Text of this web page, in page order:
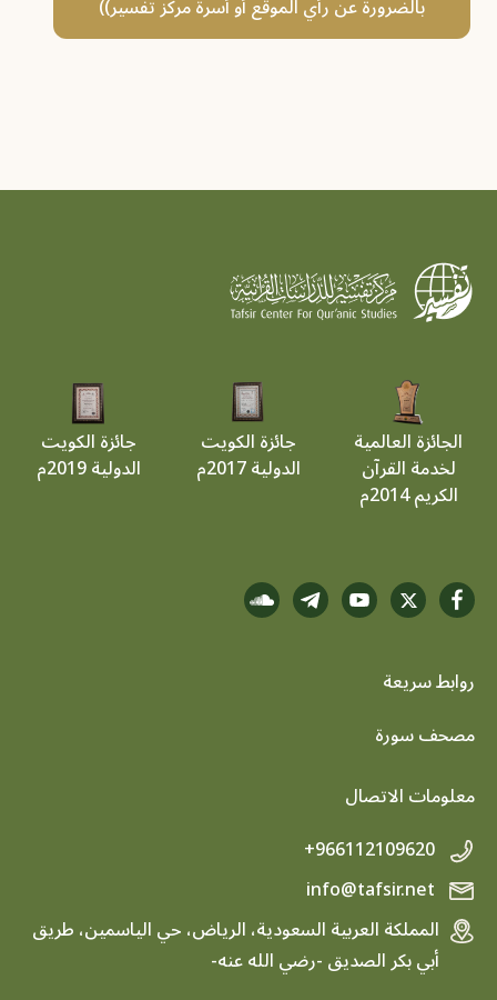
((المعلومات والآراء المقدَّمة هي للكتّاب، ولا تعبّر
بالضرورة عن رأي الموقع أو أسرة مركز تفسير))
الجائزة العالمية
لخدمة القرآن
جائزة الكويت جائزة الكويت
روابط سريعة
footer menu
معلومات الاتصال
+966112109620
info@tafsir.net
المملكة العربية السعودية، الرياض، حي الياسمين، طريق